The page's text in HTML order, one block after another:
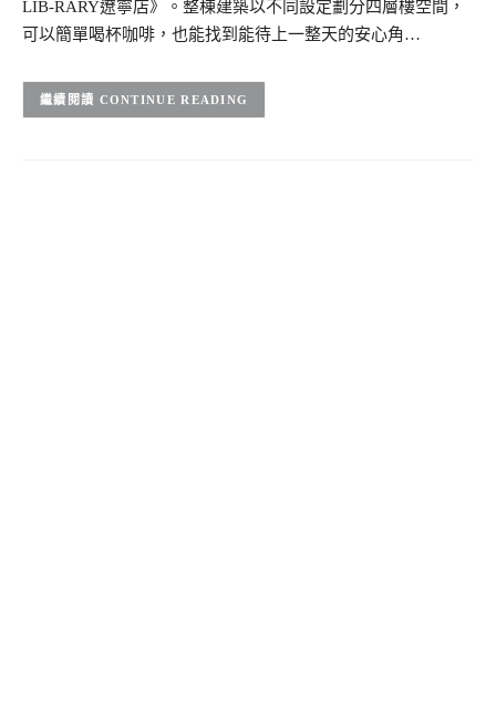
LIB-RARY遼寧店》。整棟建築以不同設定劃分四層樓空間，
可以簡單喝杯咖啡，也能找到能待上一整天的安心角…
CONTINUE READING